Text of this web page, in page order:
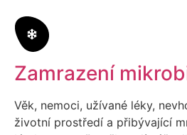
Zamrazení
Věk, nemoci, užívané léky,
životní prostředí a přibývající